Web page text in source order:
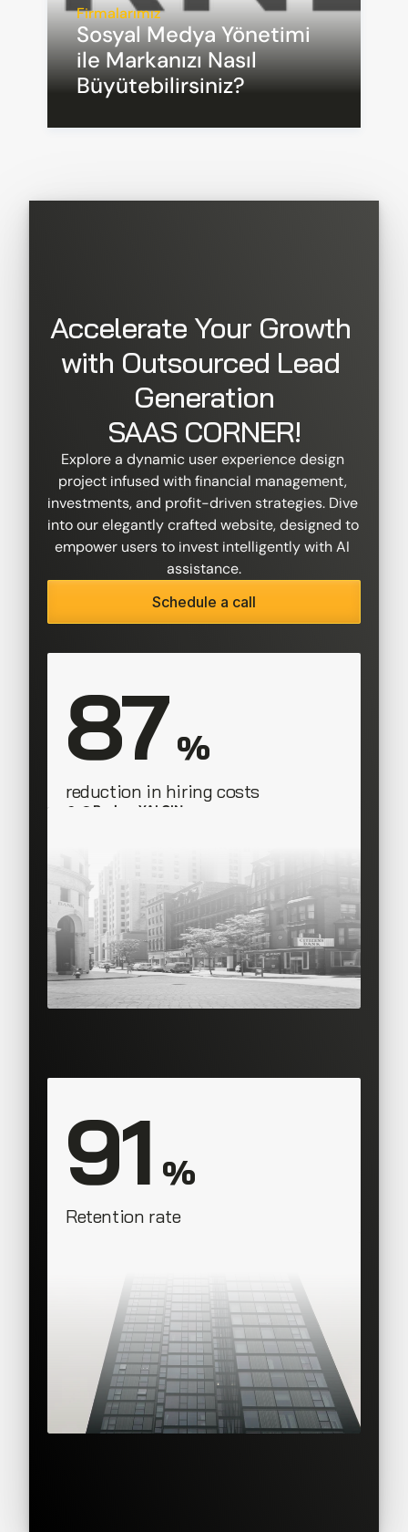
Firmalarımız
Sosyal Medya Yönetimi
ile Markanızı Nasıl
Büyütebilirsiniz?
Accelerate Your Growth
with Outsourced Lead
Generation
SAAS CORNER!
Explore a dynamic user experience design
project infused with financial management,
investments, and profit-driven strategies. Dive
into our elegantly crafted website, designed to
empower users to invest intelligently with AI
assistance.
Schedule a call
87 %
reduction in hiring costs
Berkay YALÇIN
91 %
Retention rate